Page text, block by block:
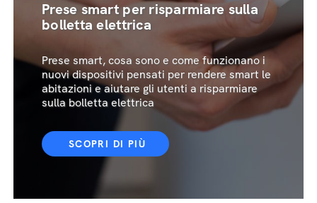
Prese smart per risparmiare sulla
bolletta elettrica
Prese smart, cosa sono e come funzionano i
nuovi dispositivi pensati per rendere smart le
abitazioni e aiutare gli utenti a risparmiare
sulla bolletta elettrica
SCOPRI DI PIÙ